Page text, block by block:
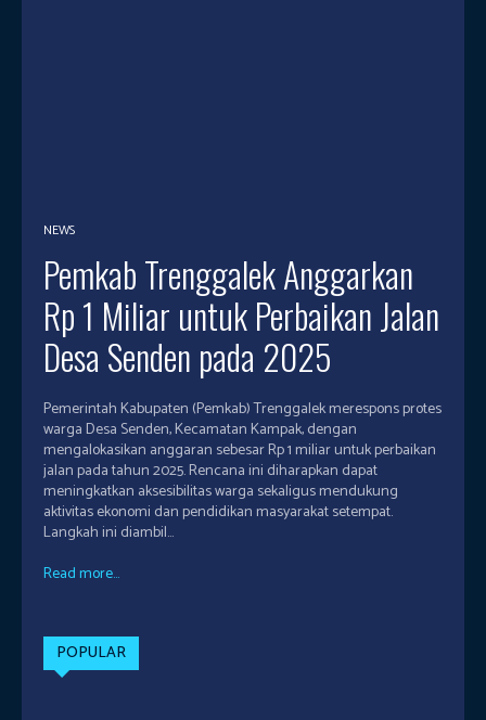
NEWS
Pemkab Trenggalek Anggarkan
Rp 1 Miliar untuk Perbaikan Jalan
Desa Senden pada 2025
Pemerintah Kabupaten (Pemkab) Trenggalek merespons protes
warga Desa Senden, Kecamatan Kampak, dengan
mengalokasikan anggaran sebesar Rp 1 miliar untuk perbaikan
jalan pada tahun 2025. Rencana ini diharapkan dapat
meningkatkan aksesibilitas warga sekaligus mendukung
aktivitas ekonomi dan pendidikan masyarakat setempat.
Langkah ini diambil...
Read more...
POPULAR